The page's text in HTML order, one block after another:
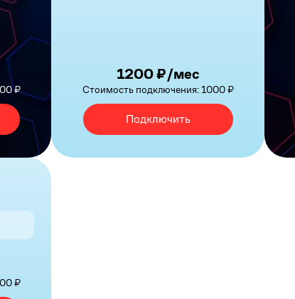
₽
1200 ₽/мес
Стоимость подключения: 1000 ₽
Подключить
₽